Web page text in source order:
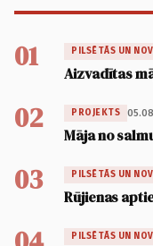
01 PILSĒTĀS UN
Aizvadītas
02 PROJEKTS
Māja no
03 PILSĒTĀS UN
Rūjienas
PILSĒTĀS UN